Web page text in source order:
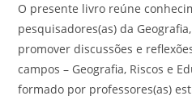
O presente livro reúne
pesquisadores(as) da
promover discussões e
campos – Geografia, Riscos e
formado por professores(as)